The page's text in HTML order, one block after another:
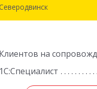
Клиентов на
1С:Специалист